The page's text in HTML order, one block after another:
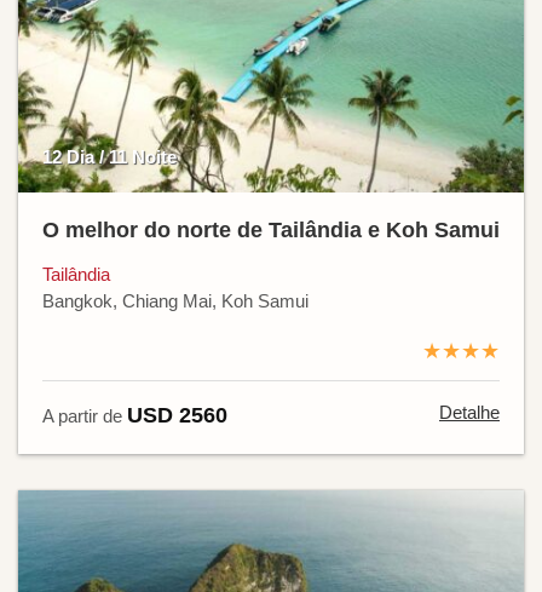
12 Dia / 11 Noite
O melhor do norte de Tailândia e Koh Samui
Tailândia
Bangkok, Chiang Mai, Koh Samui
★★★★
A partir de USD 2560 Detalhe